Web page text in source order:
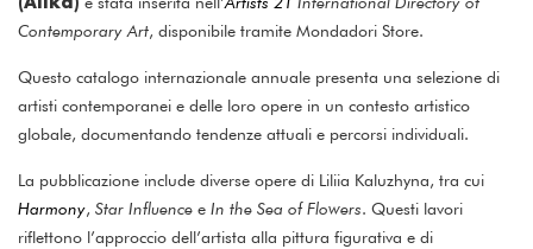
Contemporary Art, disponibile tramite Mondadori Store.
Questo catalogo internazionale annuale presenta una selezione di
artisti contemporanei e delle loro opere in un contesto artistico
globale, documentando tendenze attuali e percorsi individuali.
La pubblicazione include diverse opere di Liliia Kaluzhyna, tra cui
Harmony, Star Influence e In the Sea of Flowers. Questi lavori
riflettono l’approccio dell’artista alla pittura figurativa e di